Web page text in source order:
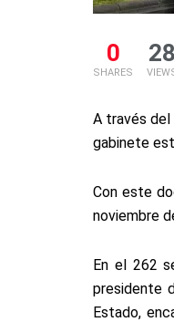
0
SHARES
28
A través del
gabinete
Con este
noviembre
En el 262
presidente
Estado,